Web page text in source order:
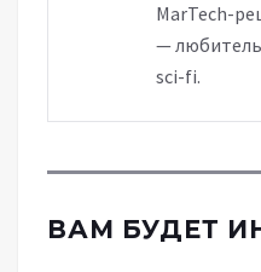
MarTech-
—
sci-fi.
ВАМ БУДЕТ